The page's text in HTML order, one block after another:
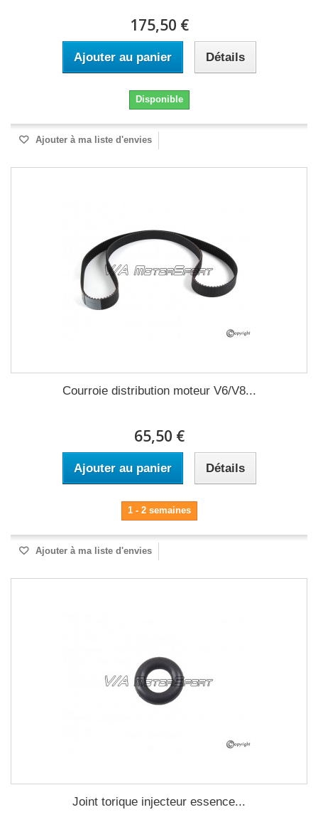
175,50 €
Ajouter au panier Détails
Disponible
Ajouter à ma liste d'envies
Courroie distribution moteur V6/V8...
65,50 €
Ajouter au panier Détails
1 - 2 semaines
Ajouter à ma liste d'envies
Joint torique injecteur essence...